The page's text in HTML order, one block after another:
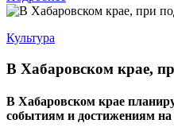
Культура
В Хабаровском крае,
В Хабаровском крае
событиям и достижениям